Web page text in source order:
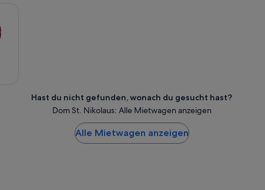
Hast du nicht gefunden, wonach du gesucht hast?
Dom St. Nikolaus: Alle Mietwagen anzeigen
Alle Mietwagen anzeigen